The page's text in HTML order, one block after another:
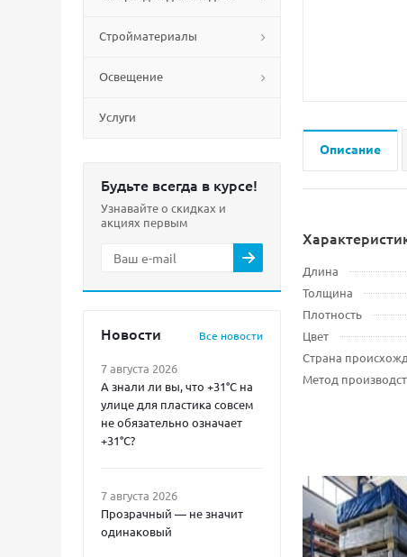
Стройматериалы
Освещение
Услуги
Будьте всегда в курсе!
Узнавайте о скидках и
акциях первым
Новости Все новости
7 августа 2026
А знали ли вы, что +31°C на
улице для пластика совсем
не обязательно означает
+31°C?
7 августа 2026
Прозрачный — не значит
одинаковый
Описание
Длина
Толщина
Плотность
Цвет
Страна
Метод